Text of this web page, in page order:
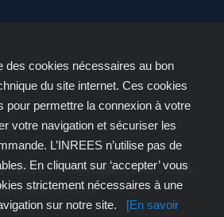
INREES - Copyright © 2007 - 2026 -
droits réservés
des cookies nécessaires au bon
du site internet. Ces cookies
pour permettre la connexion à votre
votre navigation et sécuriser les
L’INREES n’utilise pas de
En cliquant sur ‘accepter’ vous
strictement nécessaires à une
sur notre site.
[En savoir